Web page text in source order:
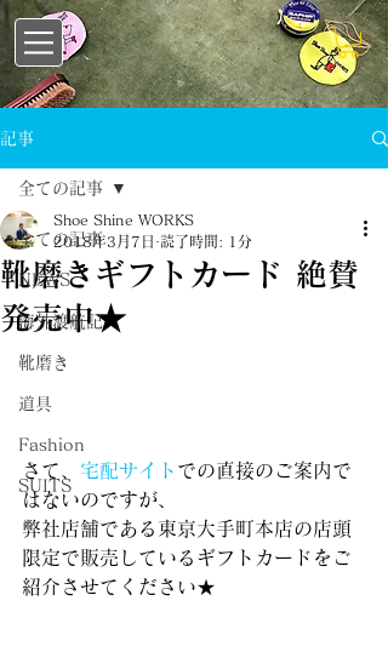
記事
全ての記事
NEWS
海外渡航記
靴磨き
道具
Fashion
SUITS
全ての記事
靴磨きギフトカード 絶賛
発売中★
Shoe Shine WORKS
2018年3月7日 読了時間: 1分
さて、 宅配サイト での直接のご案内で
はないのですが、
弊社店舗である東京大手町本店の店頭
限定で販売しているギフトカードをご
紹介させてください★